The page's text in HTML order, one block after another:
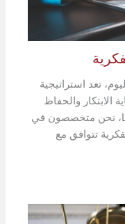
تعد استراتيجية
الابتكار والحفاظ
على الميزة التنافسية. في Leo Patent، نحن متخصصون في
تتوافق مع